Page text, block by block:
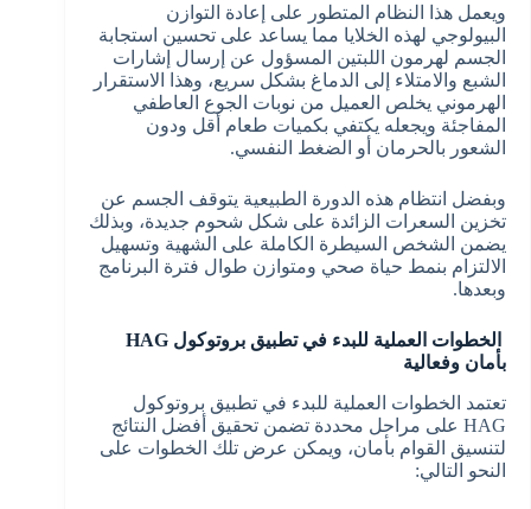
ويعمل هذا النظام المتطور على إعادة التوازن
البيولوجي لهذه الخلايا مما يساعد على تحسين استجابة
الجسم لهرمون اللبتين المسؤول عن إرسال إشارات
الشبع والامتلاء إلى الدماغ بشكل سريع، وهذا الاستقرار
الهرموني يخلص العميل من نوبات الجوع العاطفي
المفاجئة ويجعله يكتفي بكميات طعام أقل ودون
الشعور بالحرمان أو الضغط النفسي.
وبفضل انتظام هذه الدورة الطبيعية يتوقف الجسم عن
تخزين السعرات الزائدة على شكل شحوم جديدة، وبذلك
يضمن الشخص السيطرة الكاملة على الشهية وتسهيل
الالتزام بنمط حياة صحي ومتوازن طوال فترة البرنامج
وبعدها.
الخطوات العملية للبدء في تطبيق بروتوكول HAG
بأمان وفعالية
تعتمد الخطوات العملية للبدء في تطبيق بروتوكول
HAG على مراحل محددة تضمن تحقيق أفضل النتائج
لتنسيق القوام بأمان، ويمكن عرض تلك الخطوات على
النحو التالي: